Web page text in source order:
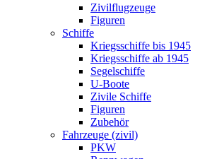
Zivilflugzeuge
Figuren
Schiffe
Kriegsschiffe bis 1945
Kriegsschiffe ab 1945
Segelschiffe
U-Boote
Zivile Schiffe
Figuren
Zubehör
Fahrzeuge (zivil)
PKW